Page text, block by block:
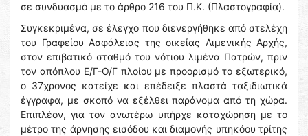
σε συνδυασμό με το άρθρο 216 του Π.Κ. (Πλαστογραφία).
Συγκεκριμένα, σε έλεγχο που διενεργήθηκε από στελέχη
του Γραφείου Ασφάλειας της οικείας Λιμενικής Αρχής,
στον επιβατικό σταθμό του νότιου λιμένα Πατρών, πριν
τον απόπλου Ε/Γ-Ο/Γ πλοίου με προορισμό το εξωτερικό,
ο 37χρονος κατείχε και επέδειξε πλαστά ταξιδιωτικά
έγγραφα, με σκοπό να εξέλθει παράνομα από τη χώρα.
Επιπλέον, για τον ανωτέρω υπήρχε καταχώρηση με το
μέτρο της άρνησης εισόδου και διαμονής υπηκόου τρίτης